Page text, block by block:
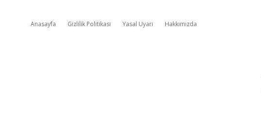
Anasayfa Gizlilik Politikası Yasal Uyarı Hakkımızda